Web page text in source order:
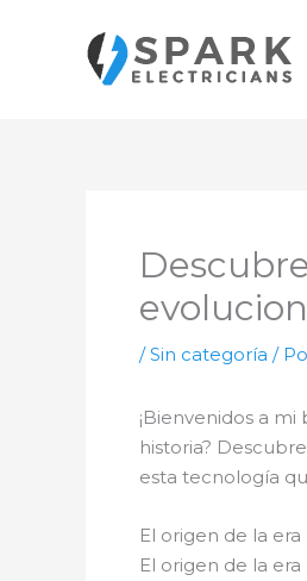
contenido
/Sin categoría /
¡Bienvenidos a
historia?
esta tecnología
El origen de la
El origen de la